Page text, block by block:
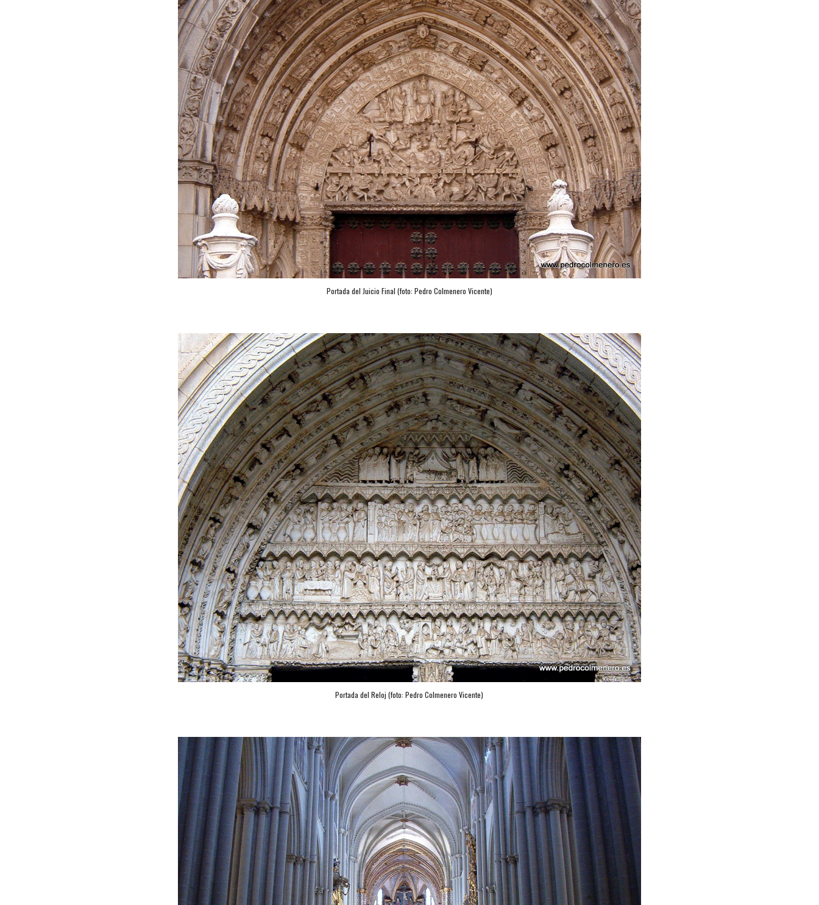
Portada del Juicio Final (foto: Pedro Colmenero Vicente)
Portada del Reloj (foto: Pedro Colmenero Vicente)